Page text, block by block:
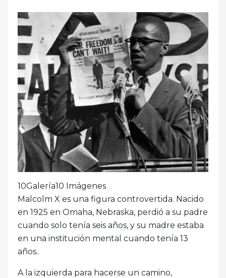
10Galería10 Imágenes
Malcolm X es una figura controvertida. Nacido
en 1925 en Omaha, Nebraska, perdió a su padre
cuando solo tenía seis años, y su madre estaba
en una institución mental cuando tenía 13
años..
A la izquierda para hacerse un camino,